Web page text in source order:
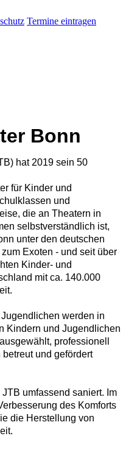
Termine eintragen
Bonn
hat 2019 sein 50
für Kinder und
und
die an Theatern in
selbstverständlich ist,
unter den deutschen
Exoten - und seit über
Kinder- und
mit ca. 140.000
werden in
Kindern und Jugendlichen
professionell
und gefördert
umfassend saniert. Im
des Komforts
die Herstellung von